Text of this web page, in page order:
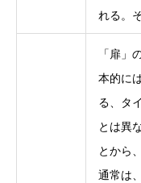
れる。
「扉」
本的に
る、タ
とは異
とから
通常は